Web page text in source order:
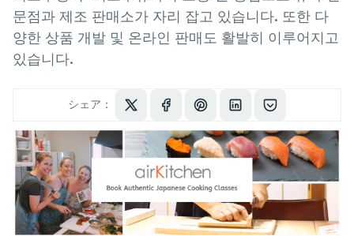
문점과 제조 판매소가 자리 잡고 있습니다. 또한 다
양한 상품 개발 및 온라인 판매도 활발히 이루어지고
있습니다.
シェア：